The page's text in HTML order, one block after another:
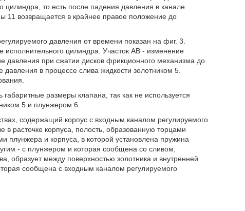
цилиндра, то есть после падения давления в канале
11 возвращается в крайнее правое положение до
давления от времени показан на фиг. 3.
цилиндра. Участок АВ - изменение
при сжатии дисков фрикционного механизма до
в процессе слива жидкости золотником 5.
размеры клапана, так как не используется
5 и плунжером 6.
содержащий корпус с входным каналом регулируемого
расточке корпуса, полость, образованную торцами
плунжера и корпуса, в которой установлена пружина
- с плунжером и которая сообщена со сливом,
образует между поверхностью золотника и внутренней
сообщена с входным каналом регулируемого